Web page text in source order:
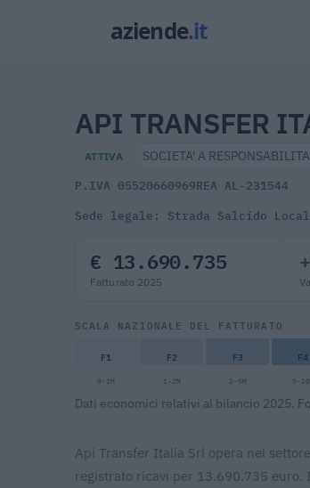
API TRANSFER
ATTIVA SOCIETA' A
P.IVA 05520660969REA AL-231544
Sede legale: Strada Salcido
€ 13.690.735
Fatturato 2025
SCALA NAZIONALE DEL FATTURATO
F1 F2 F3 F4
0-1M 1-2M 2-5M 5-
Dati economici relativi al bilancio 2025.
Api Transfer Italia Srl opera nel
registrato ricavi per 13.690.735 euro.